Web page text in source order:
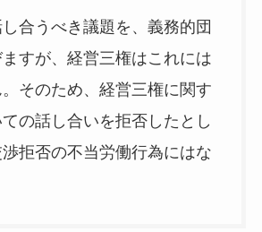
合うべき議題を、義務的団
すが、経営三権はこれには
そのため、経営三権に関す
の話し合いを拒否したとし
拒否の不当労働行為にはな